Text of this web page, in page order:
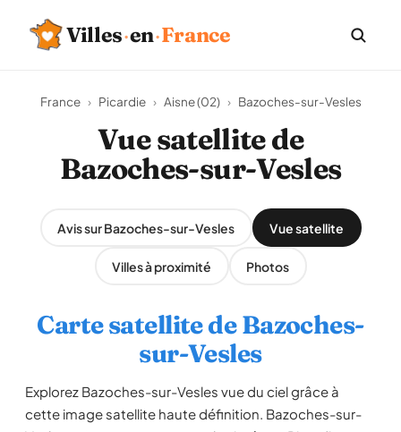
Villes·en·France
France › Picardie › Aisne (02) › Bazoches-sur-Vesles
Vue satellite de
Bazoches-sur-Vesles
Avis sur Bazoches-sur-Vesles Vue satellite
Villes à proximité Photos
Carte satellite de Bazoches-
sur-Vesles
Explorez Bazoches-sur-Vesles vue du ciel grâce à
cette image satellite haute définition. Bazoches-sur-